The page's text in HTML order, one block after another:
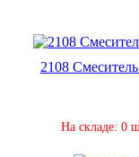
2108
На складе: 0